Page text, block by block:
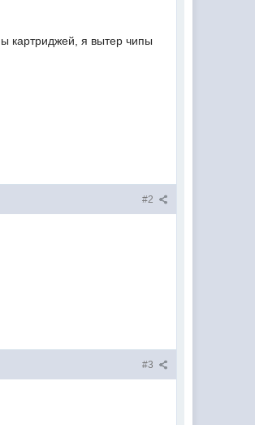
картриджей, я вытер чипы
#2
#3